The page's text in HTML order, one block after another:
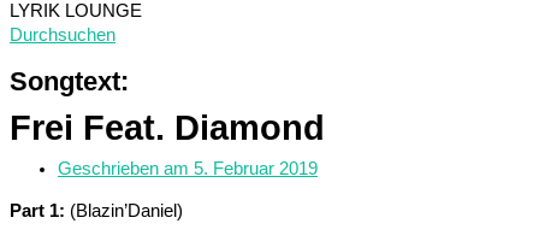
LYRIK LOUNGE
Durchsuchen
Songtext:
Frei Feat. Diamond
Geschrieben am 5. Februar 2019
Part 1: (Blazin’Daniel)